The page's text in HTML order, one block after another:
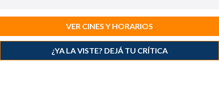
VER CINES Y HORARIOS
¿YA LA VISTE? DEJÁ TU CRÍTICA